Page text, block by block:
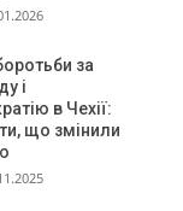
за
і
в Чехії:
що змінили